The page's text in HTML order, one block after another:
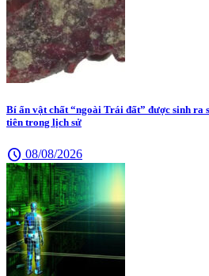
Bí ẩn vật chất “ngoài Trái đất” được sinh ra
tiên trong lịch sử
schedule 08/08/2026